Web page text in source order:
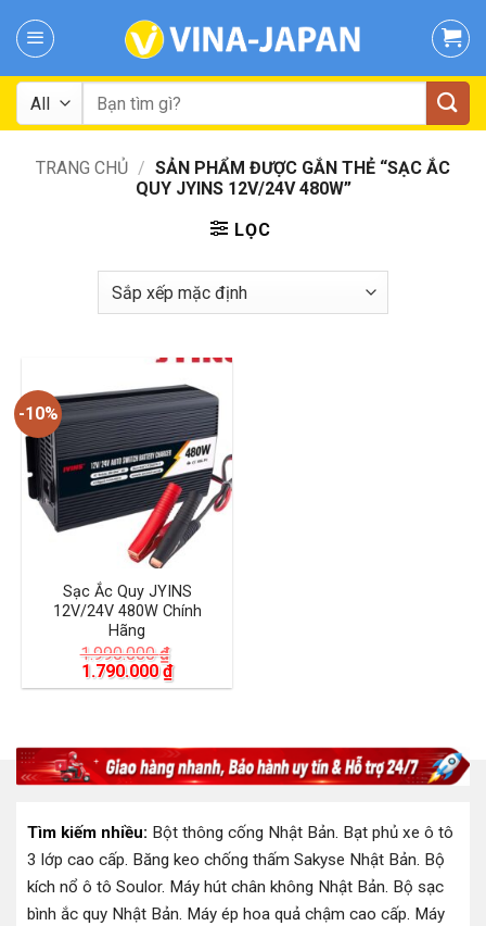
Tìm
kiếm:
TRANG CHỦ / SẢN PHẨM ĐƯỢC GẮN THẺ “SẠC ẮC
QUY JYINS 12V/24V 480W”
LỌC
-10%
Sạc Ắc Quy JYINS
12V/24V 480W Chính
Hãng
1.990.000₫
Giá
gốc
1.790.000₫Giá
hiện
Tìm kiếm nhiều: Bột thông cống Nhật Bản. Bạt phủ xe ô tô
3 lớp cao cấp. Băng keo chống thấm Sakyse Nhật Bản. Bộ
kích nổ ô tô Soulor. Máy hút chân không Nhật Bản. Bộ sạc
bình ắc quy Nhật Bản. Máy ép hoa quả chậm cao cấp. Máy